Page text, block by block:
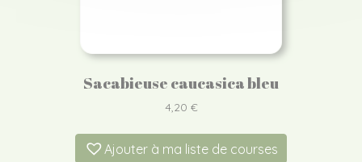
Sacabieuse caucasica bleu
4,20 €
Ajouter à ma liste de courses